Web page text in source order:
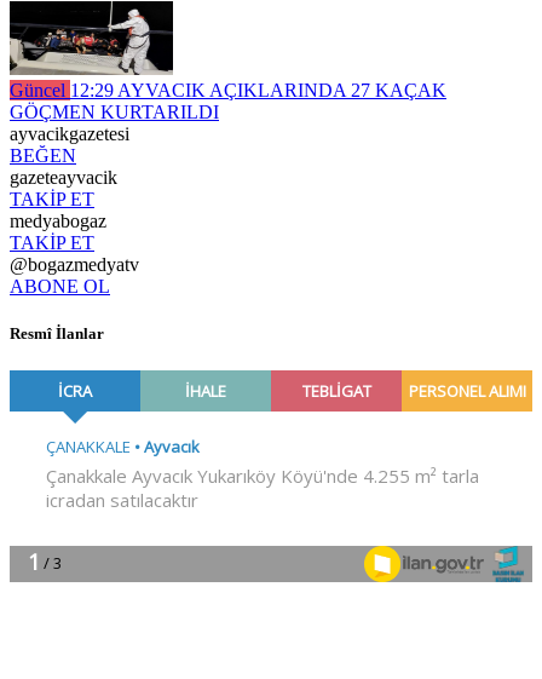
Güncel 12:29 AYVACIK AÇIKLARINDA 27 KAÇAK
GÖÇMEN KURTARILDI
ayvacikgazetesi
BEĞEN
gazeteayvacik
TAKİP ET
medyabogaz
TAKİP ET
@bogazmedyatv
ABONE OL
Resmî İlanlar